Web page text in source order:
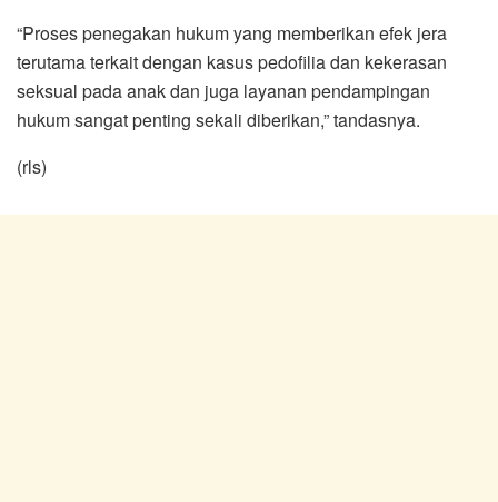
“Proses penegakan hukum yang memberikan efek jera
terutama terkait dengan kasus pedofilia dan kekerasan
seksual pada anak dan juga layanan pendampingan
hukum sangat penting sekali diberikan,” tandasnya.
(rls)